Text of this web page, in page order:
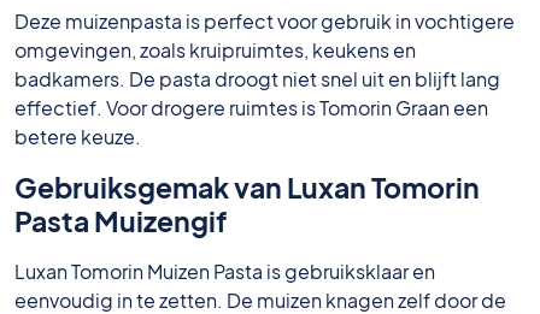
Deze muizenpasta is perfect voor gebruik in vochtigere
omgevingen, zoals kruipruimtes, keukens en
badkamers. De pasta droogt niet snel uit en blijft lang
effectief. Voor drogere ruimtes is Tomorin Graan een
betere keuze.
Gebruiksgemak van Luxan Tomorin
Pasta Muizengif
Luxan Tomorin Muizen Pasta is gebruiksklaar en
eenvoudig in te zetten. De muizen knagen zelf door de